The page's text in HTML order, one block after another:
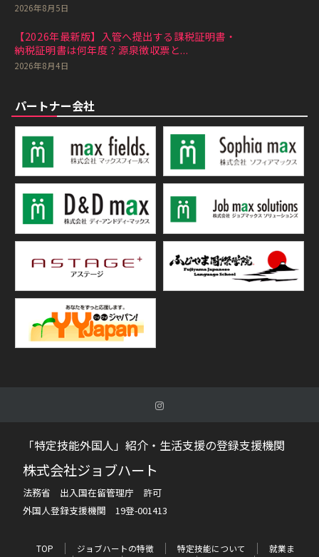
2026年8月5日
【2026年最新版】入管へ提出する課税証明書・
納税証明書は何年度？源泉徴収票と...
2026年8月4日
パートナー会社
「特定技能外国人」紹介・生活支援の登録支援機関
株式会社ジョブハート
法務省 出入国在留管理庁 許可
外国人登録支援機関 19登-001413
TOP ジョブハートの特徴 特定技能について
就業ま